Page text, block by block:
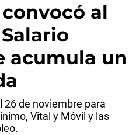
al
acumula un
de noviembre para
Vital y Móvil y las